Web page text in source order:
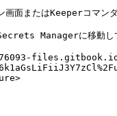
面またはKeeperコマン
Secrets Managerに移動